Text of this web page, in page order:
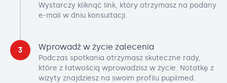
Wystarczy kliknąć link, który otrzymasz na podany
e-mail w dniu konsultacji.
3 Wprowadź w życie zalecenia
Podczas spotkania otrzymasz skuteczne rady,
które z łatwością wprowadzisz w życie. Notatkę z
wizyty znajdziesz na swoim profilu pupilmed.